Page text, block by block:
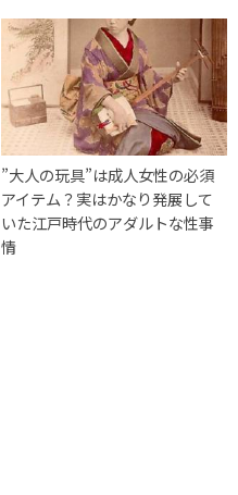
”大人の玩具”は成人女性の必須
アイテム？実はかなり発展して
いた江戸時代のアダルトな性事
情